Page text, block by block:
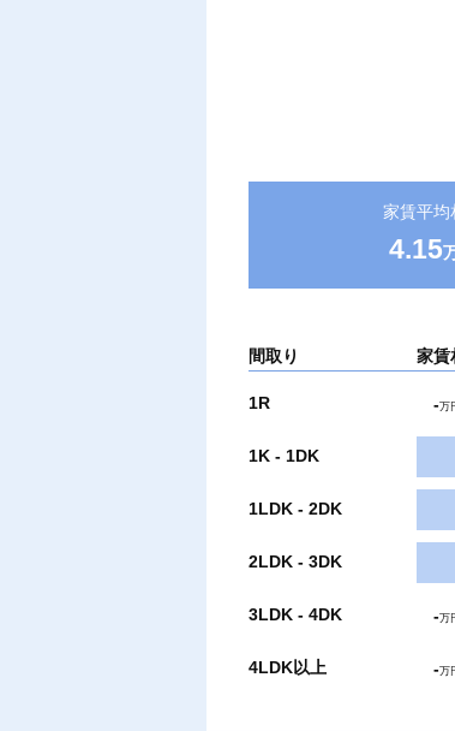
家賃平均
4.15
間取り 家賃
1R -万
1K - 1DK
1LDK - 2DK
2LDK - 3DK
3LDK - 4DK -万
4LDK以上 -万